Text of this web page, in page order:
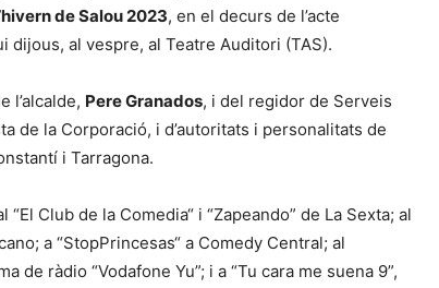
de Salou 2023, en el decurs de l’acte
dijous, al vespre, al Teatre Auditori (TAS).
l’alcalde, Pere Granados, i del regidor de Serveis
de la Corporació, i d’autoritats i personalitats de
i Tarragona.
Club de la Comedia“ i “Zapeando” de La Sexta; al
a “StopPrincesas“ a Comedy Central; al
de ràdio “Vodafone Yu”; i a “Tu cara me suena 9”,